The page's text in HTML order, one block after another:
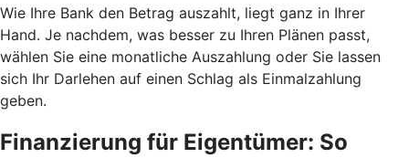
Wie Ihre Bank den Betrag auszahlt, liegt ganz in Ihrer
Hand. Je nachdem, was besser zu Ihren Plänen passt,
wählen Sie eine monatliche Auszahlung oder Sie lassen
sich Ihr Darlehen auf einen Schlag als Einmalzahlung
geben.
Finanzierung für Eigentümer: So